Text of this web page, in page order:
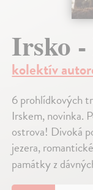
Irsko -
kolektív
6 prohlídkových
Irskem, novinka.
ostrova! Divoká
jezera,
památky z